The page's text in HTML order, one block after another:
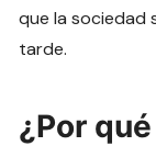
que la sociedad
tarde.
¿Por